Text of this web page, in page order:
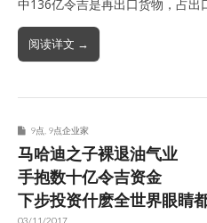
中136亿令吉是再出口货物，占出
阅读详文 →
9点 9点企业家
马哈迪之子裸退油气业
手抱数十亿令吉资金
下步投资什麽全世界眼睛
03/11/2017